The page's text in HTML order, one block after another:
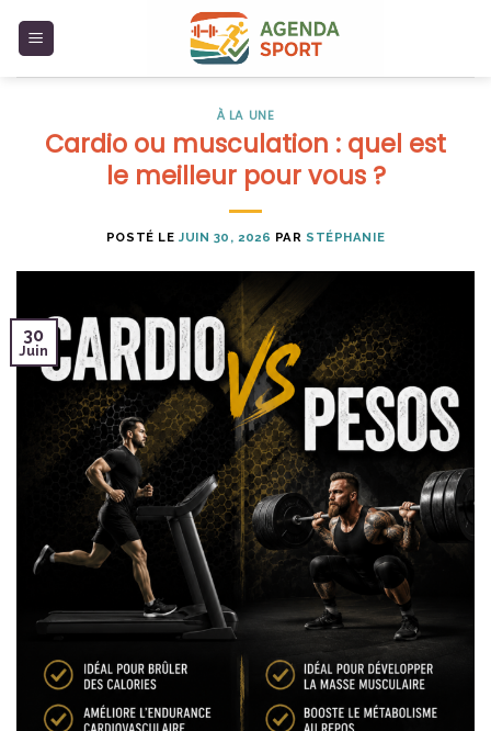
À LA UNE
Cardio ou musculation : quel est
le meilleur pour vous ?
POSTÉ LE JUIN 30, 2026 PAR STÉPHANIE
30
Juin